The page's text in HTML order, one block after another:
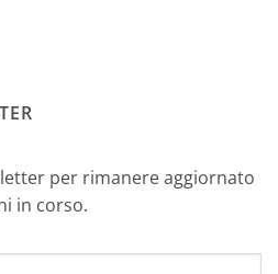
per rimanere aggiornato
in corso.